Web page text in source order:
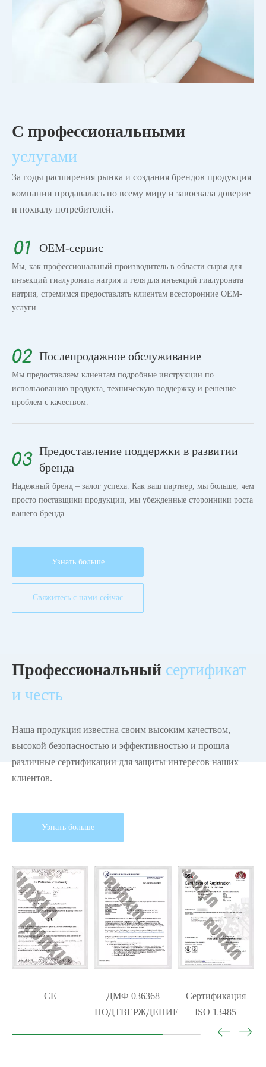
С профессиональными
услугами
За годы расширения рынка и создания брендов продукция
компании продавалась по всему миру и завоевала доверие
и похвалу потребителей.
OEM-сервис
Мы, как профессиональный производитель в области сырья для
инъекций гиалуроната натрия и геля для инъекций гиалуроната
натрия, стремимся предоставлять клиентам всесторонние OEM-
услуги.
Послепродажное обслуживание
Мы предоставляем клиентам подробные инструкции по
использованию продукта, техническую поддержку и решение
проблем с качеством.
Предоставление поддержки в развитии
бренда
Надежный бренд – залог успеха. Как ваш партнер, мы больше, чем
просто поставщики продукции, мы убежденные сторонники роста
вашего бренда.
Узнать больше
Свяжитесь с нами сейчас
Профессиональный сертификат
и честь
Наша продукция известна своим высоким качеством,
высокой безопасностью и эффективностью и прошла
различные сертификации для защиты интересов наших
клиентов.
Узнать больше
ДМФ 036368
ПОДТВЕРЖДЕНИЕ
Сертификация
ISO 13485
СГС